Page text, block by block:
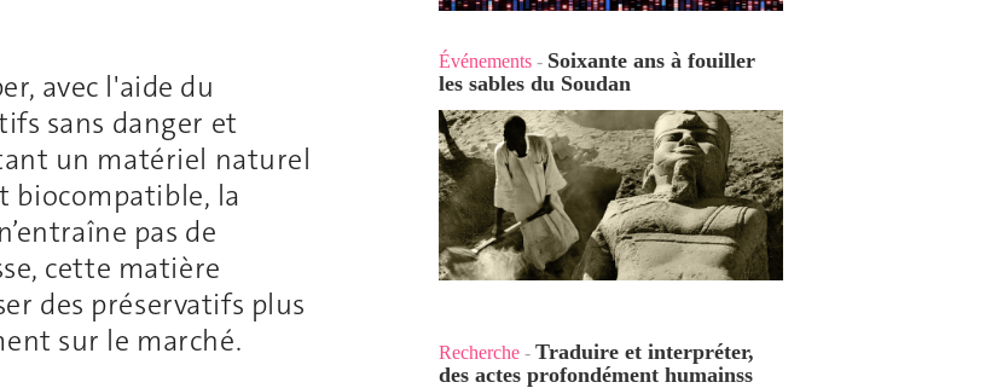
avec l'aide du
sans danger et
un matériel naturel
biocompatible, la
pas de
cette matière
des préservatifs plus
sur le marché.
Événements - Soixante ans à fouiller
les sables du Soudan
Recherche - Traduire et interpréter,
des actes profondément humainss